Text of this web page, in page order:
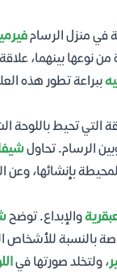
في منزل الرسام
نوعها بينهما،
ببراعة تطور هذه
التي تحيط باللوحة
الرسام. تحاول
بإنشائها،
والإبداع. توضح
بالنسبة للأشخاص
، ولتخلد صورتها في